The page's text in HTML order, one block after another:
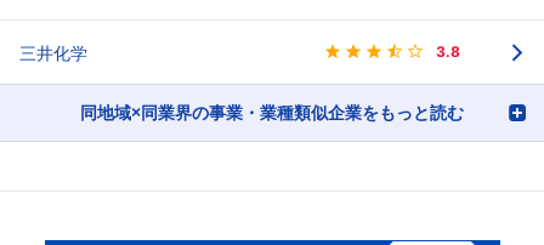
三井化学 3.8
同地域×同業界の事業・業種類似企業をもっと読む